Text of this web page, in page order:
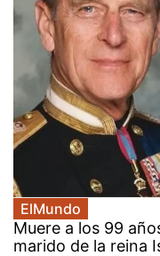
ElMundo
Muere a los 99
marido de la reina